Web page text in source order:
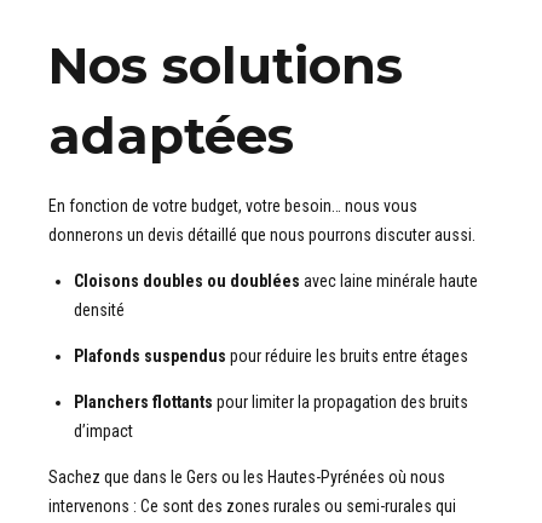
Nos solutions
adaptées
En fonction de votre budget, votre besoin… nous vous
donnerons un devis détaillé que nous pourrons discuter aussi.
Cloisons doubles ou doublées avec laine minérale haute
densité
Plafonds suspendus pour réduire les bruits entre étages
Planchers flottants pour limiter la propagation des bruits
d’impact
Sachez que dans le Gers ou les Hautes-Pyrénées où nous
intervenons : Ce sont des zones rurales ou semi-rurales qui